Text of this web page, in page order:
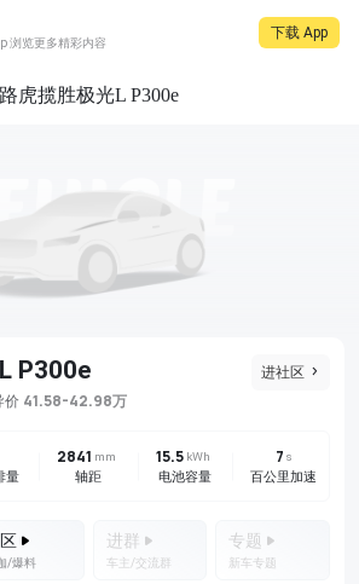
浏览更多精彩内容
下载 App
路虎揽胜极光L P300e
进社区
P300e
价 41.58-42.98万
量
2841 mm
轴距
15.5 kWh
电池容量
7 s
百公里加速
/爆料
进群
车主/交流群
专题
新车专题